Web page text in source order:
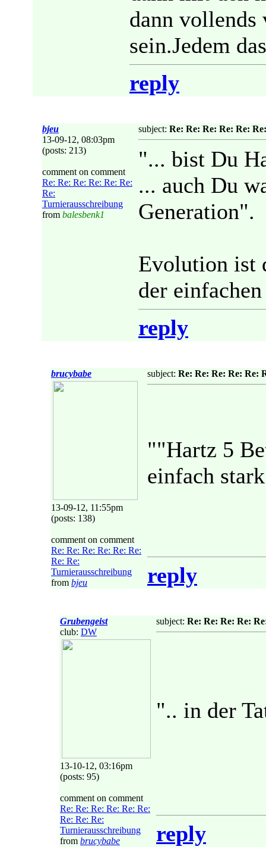
dann
sein.Jedem
reply
bjeu
13-09-12, 08:03pm
(posts: 213)
comment on comment
Re: Re: Re: Re: Re: Re:
Re:
Turnierausschreibung
from balesbenk1
subject: Re: Re: Re: Re: Re:
"... bist Du
... auch Du
Generation".
Evolution ist
der
reply
brucybabe
13-09-12, 11:55pm
(posts: 138)
comment on comment
Re: Re: Re: Re: Re: Re:
Re: Re:
Turnierausschreibung
from bjeu
subject: Re: Re: Re: Re: Re:
""Hartz 5
einfach
reply
Grubengeist
club: DW
13-10-12, 03:16pm
(posts: 95)
comment on comment
Re: Re: Re: Re: Re: Re:
Re: Re: Re:
Turnierausschreibung
from brucybabe
subject: Re: Re: Re: Re:
".. in der
reply